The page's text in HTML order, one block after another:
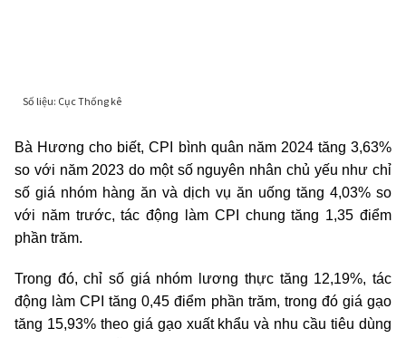
Bà Hương cho biết, CPI bình quân năm 2024 tăng 3,63%
so với năm 2023 do một số nguyên nhân chủ yếu như chỉ
số giá nhóm hàng ăn và dịch vụ ăn uống tăng 4,03% so
với năm trước, tác động làm CPI chung tăng 1,35 điểm
phần trăm.
Trong đó, chỉ số giá nhóm lương thực tăng 12,19%, tác
động làm CPI tăng 0,45 điểm phần trăm, trong đó giá gạo
tăng 15,93% theo giá gạo xuất khẩu và nhu cầu tiêu dùng